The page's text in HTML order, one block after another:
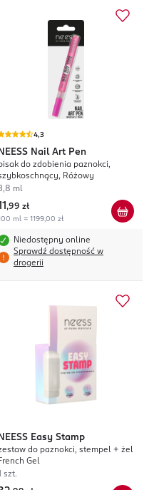
4,3
NEESS Nail Art Pen
do zdobienia paznokci,
Różowy
ml
,99 zł
ml = 1199,00 zł
Niedostępny online
Sprawdź dostępność w
drogerii
NEESS Easy Stamp
do paznokci, stempel + żel
French Gel
szt.